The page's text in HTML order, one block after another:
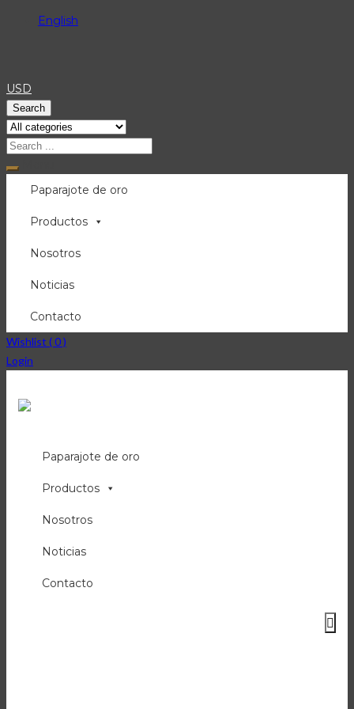
English
USD
Search
Paparajote de oro
Productos
Nosotros
Noticias
Contacto
Wishlist (0)
Login
Paparajote de oro
Productos
Nosotros
Noticias
Contacto